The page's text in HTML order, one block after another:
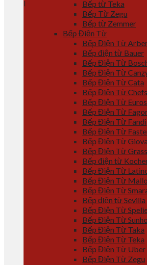
l
Bếp từ Teka
Bếp Từ Zegu
Bếp từ Zemmer
Bếp Điện Từ
Bếp Điện Từ
Bếp điện từ Bauer
Bếp Điện Từ
Bếp Điện Từ
Bếp Điện Từ Cata
Bếp Điện Từ Chefs
Bếp Điện Từ
Bếp Điện Từ
Bếp Điện Từ Fandi
Bếp Điện Từ
Bếp Điện Từ
Bếp Điện Từ
Bếp điện từ
Bếp Điện Từ
Bếp Điện Từ
Bếp Điện Từ
Bếp điện từ Sevilla
Bếp Điện Từ
Bếp Điện Từ
Bếp Điện Từ Taka
Bếp Điện Từ Teka
Bếp Điện Từ Uber
Bếp Điện Từ Zegu